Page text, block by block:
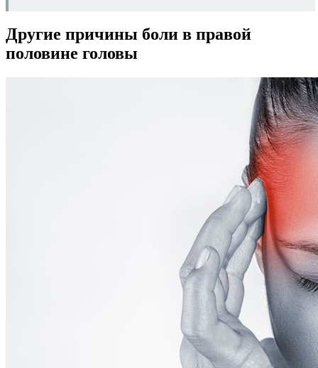
Другие причины боли в правой
половине головы